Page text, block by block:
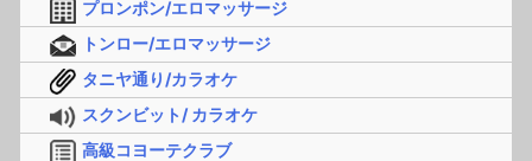
プロンポン/エロマッサージ
トンロー/エロマッサージ
タニヤ通り/カラオケ
スクンビット/ カラオケ
高級コヨーテクラブ